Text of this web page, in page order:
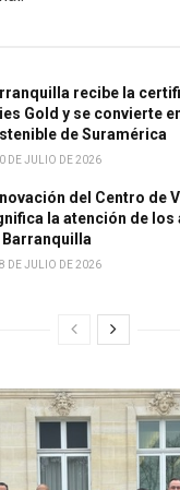
recibe la
Gold y se convierte
de Suramérica
DE JULIO DE 2026
del Centro de
la atención de
Barranquilla
DE JULIO DE 2026